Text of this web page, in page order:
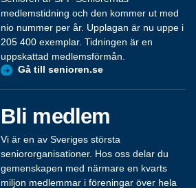
medlemstidning och den kommer ut med
nio nummer per år. Upplagan är nu uppe i
205 400 exemplar. Tidningen är en
uppskattad medlemsförmån.
Gå till senioren.se
Bli medlem
Vi är en av Sveriges största
seniororganisationer. Hos oss delar du
gemenskapen med närmare en kvarts
miljon medlemmar i föreningar över hela